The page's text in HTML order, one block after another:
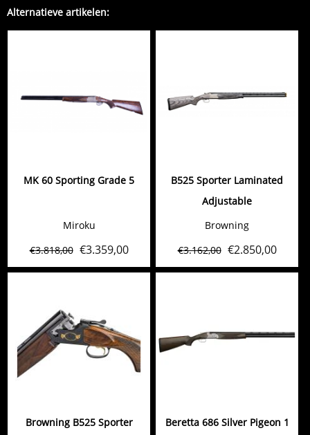
Alternatieve artikelen:
MK 60 Sporting Grade 5
Miroku
€3.818,00 €3.359,00
B525 Sporter Laminated
Adjustable
Browning
€3.162,00 €2.850,00
Browning B525 Sporter
Beretta 686 Silver Pigeon 1